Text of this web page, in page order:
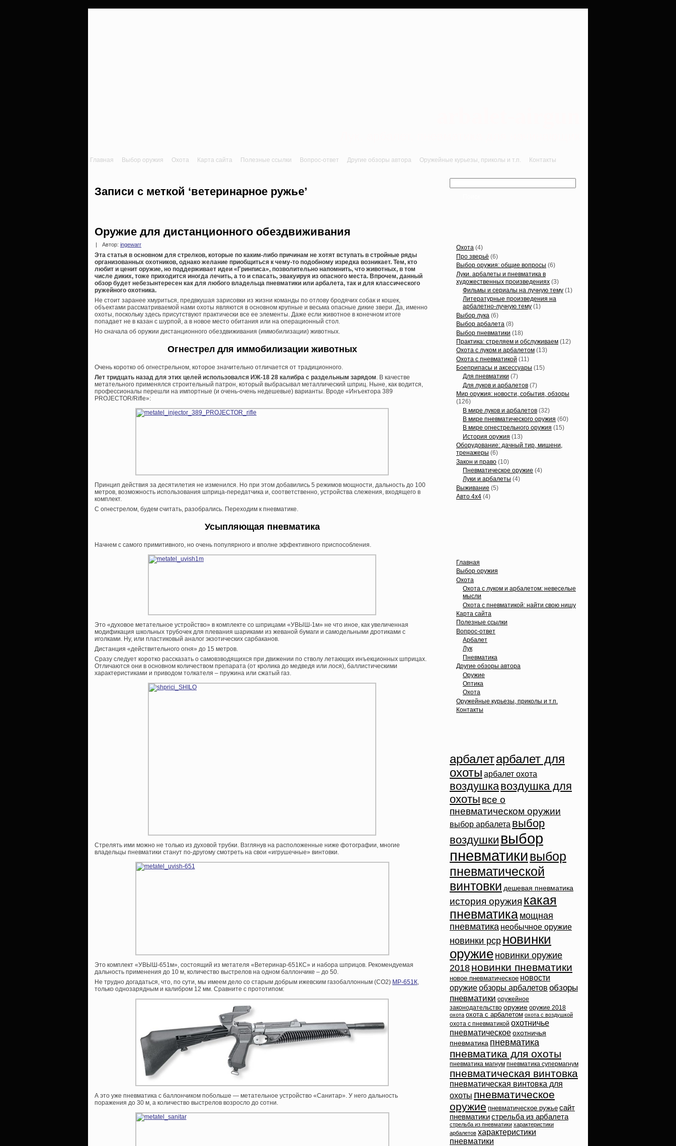
Главная Выбор оружия Охота Карта сайта Полезные ссылки Вопрос-ответ Другие обзоры автора Оружейные курьезы, приколы и т.п. Контакты
Записи с меткой ‘ветеринарное ружье’
Оружие для дистанционного обездвиживания
Автор: ingewarr
Эта статья в основном для стрелков, которые по каким-либо причинам не хотят вступать в стройные ряды
организованных охотников, однако желание приобщиться к чему-то подобному изредка возникает. Тем, кто
любит и ценит оружие, но поддерживает идеи «Гринписа», позволительно напомнить, что животных, в том
числе диких, тоже приходится иногда лечить, а то и спасать, эвакуируя из опасного места. Впрочем, данный
обзор будет небезынтересен как для любого владельца пневматики или арбалета, так и для классического
ружейного охотника.
Не стоит заранее хмуриться, предвкушая зарисовки из жизни команды по отлову бродячих собак и кошек,
объектами рассматриваемой нами охоты являются в основном крупные и весьма опасные дикие звери. Да, именно
охоты, поскольку здесь присутствуют практически все ее элементы. Даже если животное в конечном итоге
попадает не в казан с шурпой, а в новое место обитания или на операционный стол.
Но сначала об оружии дистанционного обездвиживания (иммобилизации) животных.
Огнестрел для иммобилизации животных
Очень коротко об огнестрельном, которое значительно отличается от традиционного.
Лет тридцать назад для этих целей использовался ИЖ-18 28 калибра с раздельным зарядом. В качестве
метательного применялся строительный патрон, который выбрасывал металлический шприц. Ныне, как водится,
профессионалы перешли на импортные (и очень-очень недешевые) варианты. Вроде «Инъектора 389
PROJECTOR/Rifle»:
Принцип действия за десятилетия не изменился. Но при этом добавились 5 режимов мощности, дальность до 100
метров, возможность использования шприца-передатчика и, соответственно, устройства слежения, входящего в
комплект.
С огнестрелом, будем считать, разобрались. Переходим к пневматике.
Усыпляющая пневматика
Начнем с самого примитивного, но очень популярного и вполне эффективного приспособления.
Это «духовое метательное устройство» в комплекте со шприцами «УВЫШ-1м» не что иное, как увеличенная
модификация школьных трубочек для плевания шариками из жеваной бумаги и самодельными дротиками с
иголками. Ну, или пластиковый аналог экзотических сарбаканов.
Дистанция «действительного огня» до 15 метров.
Сразу следует коротко рассказать о самовзводящихся при движении по стволу летающих инъекционных шприцах.
Отличаются они в основном количеством препарата (от кролика до медведя или лося), баллистическими
характеристиками и приводом толкателя – пружина или сжатый газ.
Стрелять ими можно не только из духовой трубки. Взглянув на расположенные ниже фотографии, многие
владельцы пневматики станут по-другому смотреть на свои «игрушечные» винтовки.
Это комплект «УВЫШ-651м», состоящий из метателя «Ветеринар-651КС» и набора шприцов. Рекомендуемая
дальность применения до 10 м, количество выстрелов на одном баллончике – до 50.
Не трудно догадаться, что, по сути, мы имеем дело со старым добрым ижевским газобаллонным (СО2) МР-651К,
только однозарядным и калибром 12 мм. Сравните с прототипом:
А это уже пневматика с баллончиком побольше — метательное устройство «Санитар». У него дальность
поражения до 30 м, а количество выстрелов возросло до сотни.
Охота (4)
Про зверьё (6)
Выбор оружия: общие вопросы (6)
Луки. арбалеты и пневматика в
художественных произведениях (3)
Фильмы и сериалы на лучную тему (1)
Литературные произведения на
арбалетно-лучную тему (1)
Выбор лука (6)
Выбор арбалета (8)
Выбор пневматики (18)
Практика: стреляем и обслуживаем (12)
Охота с луком и арбалетом (13)
Охота с пневматикой (11)
Боеприпасы и аксессуары (15)
Для пневматики (7)
Для луков и арбалетов (7)
Мир оружия: новости, события, обзоры
(126)
В мире луков и арбалетов (32)
В мире пневматического оружия (60)
В мире огнестрельного оружия (15)
История оружия (13)
Оборудование: дачный тир, мишени,
тренажеры (6)
Закон и право (10)
Пневматическое оружие (4)
Луки и арбалеты (4)
Выживание (5)
Авто 4х4 (4)
Главная
Выбор оружия
Охота
Охота с луком и арбалетом: невеселые
мысли
Охота с пневматикой: найти свою нишу
Карта сайта
Полезные ссылки
Вопрос-ответ
Арбалет
Лук
Пневматика
Другие обзоры автора
Оружие
Оптика
Охота
Оружейные курьезы, приколы и т.п.
Контакты
арбалетарбалет для
охоты арбалет охота
воздушкавоздушка для
охоты все о
пневматическом оружии
выбор арбалета выбор
воздушки выбор
пневматикивыбор
пневматической
винтовки дешевая пневматика
история оружия какая
пневматика мощная
пневматика необычное оружие
новинки pcp новинки
оружие новинки оружие
2018 новинки пневматики
новое пневматическое новости
оружиеобзоры арбалетов обзоры
пневматики оружейное
законодательство оружие оружие 2018
охота охота с арбалетом охота с воздушкой
охота с пневматикой охотничье
пневматическое охотничья
пневматика пневматика
пневматика для охоты
пневматика магнум пневматика супермагнум
пневматическая винтовка
пневматическая винтовка для
охоты пневматическое
оружие пневматическое ружье сайт
пневматикистрельба из арбалета
стрельба из пневматики характеристики
арбалетов характеристики
пневматики